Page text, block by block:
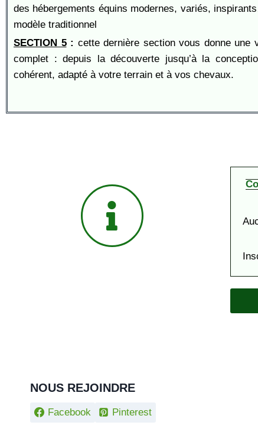
des hébergements équins modernes, variés,
modèle traditionnel
SECTION 5: cette dernière section vous donne une
complet : depuis la découverte jusqu’à la
cohérent, adapté à votre terrain et à vos chevaux.
NOUS REJOINDRE
Facebook Pinterest